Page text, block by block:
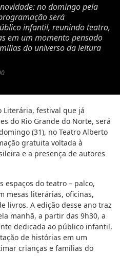
no domingo pela
será
infantil, reunindo teatro,
em um momento pensado
do universo da leitura
Literária, festival que já
do Rio Grande do Norte, será
(31), no Teatro Alberto
gratuita voltada à
e a presença de autores
espaços do teatro – palco,
mesas literárias, oficinas,
livros. A edição desse ano traz
manhã, a partir das 9h30, a
dedicada ao público infantil,
de histórias em um
crianças e famílias do